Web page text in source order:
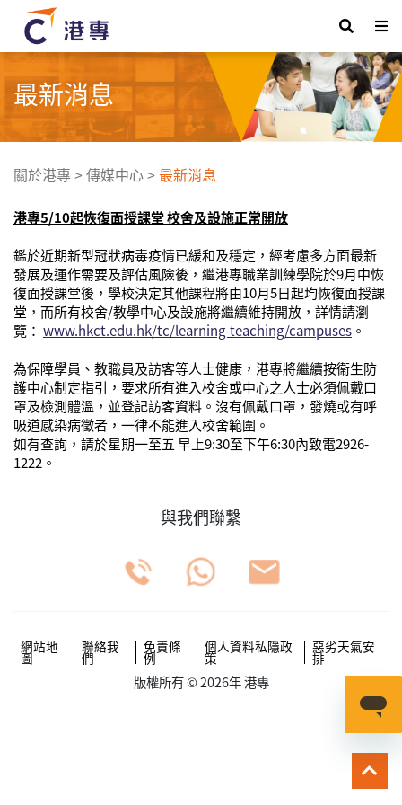
最新消息
關於港專>傳媒中心> 最新消息
港專5/10起恢復面授課堂校舍及設施正常開放
鑑於近期新型冠狀病毒疫情已緩和及穩定，經考慮多方面最新
發展及運作需要及評估風險後，繼港專職業訓練學院於9月中恢
復面授課堂後，學校決定其他課程將由10月5日起均恢復面授課
堂，而所有校舍/教學中心及設施將繼續維持開放，詳情請瀏
覽： www.hkct.edu.hk/tc/learning-teaching/campuses 。
為保障學員、教職員及訪客等人士健康，港專將繼續按衞生防
護中心制定指引，要求所有進入校舍或中心之人士必須佩戴口
罩及檢測體溫，並登記訪客資料。沒有佩戴口罩，發燒或有呼
吸道感染病徵者，一律不能進入校舍範圍。
如有查詢，請於星期一至五早上9:30至下午6:30內致電2926-
1222 。
與我們聯繫
網站地
圖
聯絡我
們
免責條
例
個人資料私隱政
策
惡劣天氣安
排
版權所有 © 2026年 港專